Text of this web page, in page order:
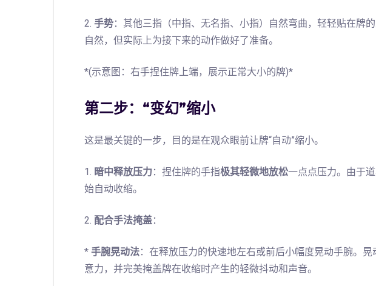
2. 手势：其他三指（中指、无名指、小指）自然弯曲，轻轻贴在牌
自然，但实际上为接下来的动作做好了准备。
*(示意图：右手捏住牌上端，展示正常大小的牌)*
第二步：“变幻”缩小
这是最关键的一步，目的是在观众眼前让牌“自动”缩小。
1. 暗中释放压力：捏住牌的手指极其轻微地放松一点点压力。由于
始自动收缩。
2. 配合手法掩盖：
*手腕晃动法：在释放压力的快速地左右或前后小幅度晃动手腕。
意力，并完美掩盖牌在收缩时产生的轻微抖动和声音。